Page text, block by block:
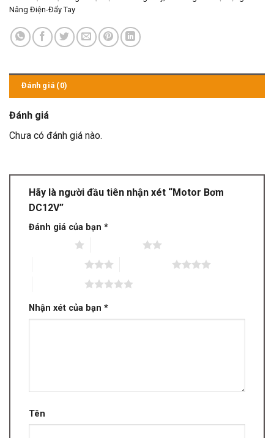
Nâng Điện-Đẩy Tay
Đánh giá (0)
Đánh giá
Chưa có đánh giá nào.
Hãy là người đầu tiên nhận xét “Motor Bơm
DC12V”
Đánh giá của bạn *
Nhận xét của bạn *
Tên